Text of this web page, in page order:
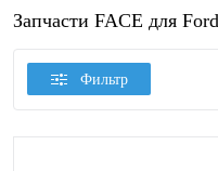
Запчасти FACE для Ford
Фильтр